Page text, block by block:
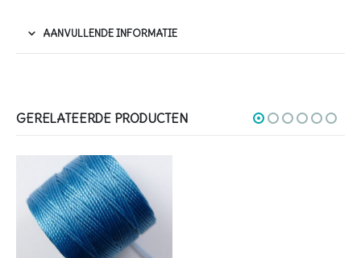
AANVULLENDE INFORMATIE
GERELATEERDE PRODUCTEN